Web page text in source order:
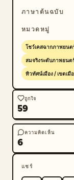
ภาษาต้นฉบับ
หมวดหมู่
โชว์เคสฉากภาพยนต
สมจริงระดับภาพยนต
ทิวทัศน์เมือง / เขตเมื
ถูกใจ
59
ความคิดเห็น
6
แชร์